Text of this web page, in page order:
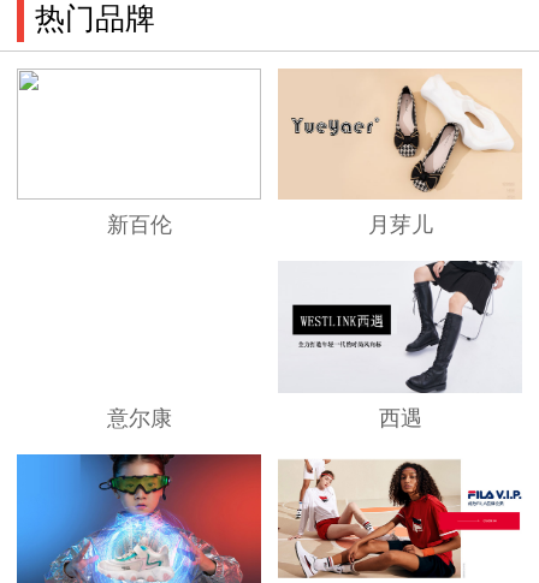
热门品牌
新百伦 月芽儿
意尔康 西遇